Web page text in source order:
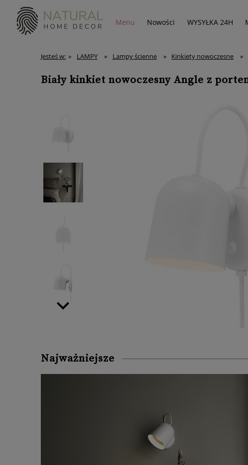
Menu Nowości WYSYŁKA 24H
Jesteś w: » LAMPY » Lampy ścienne » Kinkiety nowoczesne »
Biały kinkiet nowoczesny Angle z
Najważniejsze